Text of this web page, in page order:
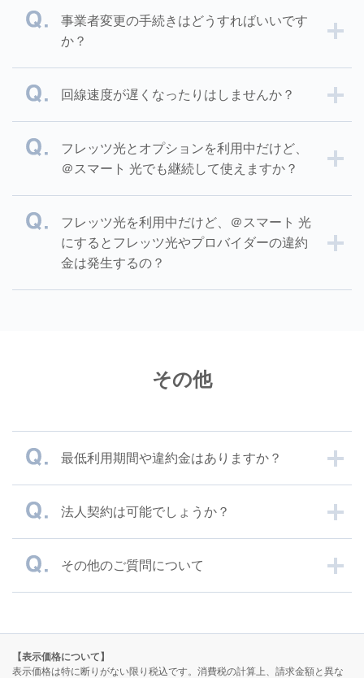
事業者変更の手続きはどうすればいいです
か？
回線速度が遅くなったりはしませんか？
フレッツ光とオプションを利用中だけど、
＠スマート 光でも継続して使えますか？
フレッツ光を利用中だけど、＠スマート 光
にするとフレッツ光やプロバイダーの違約
金は発生するの？
その他
最低利用期間や違約金はありますか？
法人契約は可能でしょうか？
その他のご質問について
【表示価格について】
表示価格は特に断りがない限り税込です。消費税の計算上、請求金額と異な